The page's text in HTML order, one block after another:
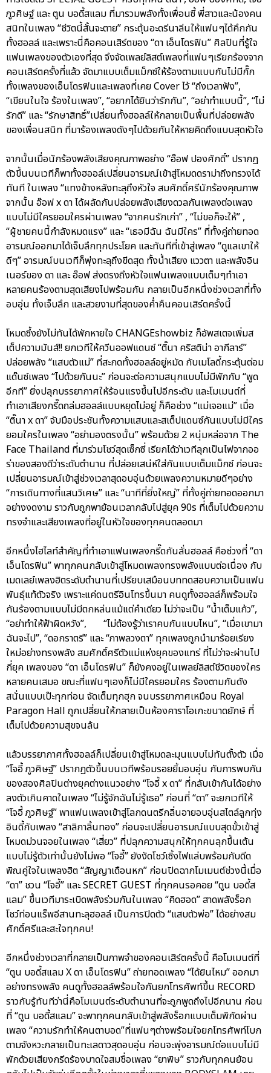
ภูวศิษฐ์ และ ตูน บอดี้สแลม ที่มารวมพลังทั้งเพื่อนซี้ พี่สาวและน้องคน
สนิทในเพลง “ชีวิตนี้สั้นจะตาย” กระตุ้นอะดรีนาลีนให้แฟนๆได้คึกกัน
ทั้งฮอลล์ และเพราะนี่คือคอนเสิร์ตของ “ดา เอ็นโดรฟิน” ศิลปินที่รู้ใจ
แฟนเพลงของตัวเองที่สุด จึงจัดเพลย์ลิสต์เพลงที่แฟนๆเรียกร้องจาก
คอนเสิร์ตครั้งที่แล้ว จัดมาแบบเต็มแม็กซ์ให้ร้องตามแบบกันไม่มีกั๊ก
ทั้งเพลงของเอ็นโดรฟินและเพลงที่เคย Cover ไว้ “ถึงเวลาฟัง”,
“เขียนในใจ ร้องในเพลง”, “อยากได้ยินว่ารักกัน”, “อย่าทำแบบนี้”, “ไม่
รักดี” และ “รักษาสิทธิ์”เปลี่ยนทั้งฮอลล์ให้กลายเป็นพื้นที่ปล่อยพลัง
ของเพื่อนสนิท ที่มาร้องเพลงดังๆไปด้วยกันให้หายคิดถึงแบบสุดหัวใจ
จากนั้นเมื่อนักร้องพลังเสียงคุณภาพอย่าง “อ๊อฟ ปองศักดิ์” ปรากฏ
ตัวขึ้นบนเวทีก็พาทั้งฮออล์เปลี่ยนอารมณ์เข้าสู่โหมดดราม่าถึงทรวงได้
ทันที ในเพลง “แทงข้างหลังทะลุถึงหัวใจ สมศักดิ์ศรีนักร้องคุณภาพ
จากนั้น อ๊อฟ x ดา ได้ผลัดกันปล่อยพลังเสียงดวลกันเพลงต่อเพลง
แบบไม่มีใครยอมใครผ่านเพลง “จากคนรักเก่า” , “ไม่ขอก็จะให้” ,
“ผู้ชายคนนี้กำลังหมดแรง” และ “เธอมีฉัน ฉันมีใคร” ที่ทั้งคู่ถ่ายทอด
อารมณ์ออกมาได้เจ็บลึกทุกประโยค และทันทีที่เข้าสู่เพลง “ดูแลเขาให้
ดีๆ” อารมณ์บนเวทีก็พุ่งทะลุถึงขีดสุด ทั้งน้ำเสียง แววตา และพลังอิน
เนอร์ของ ดา และ อ๊อฟ ส่งตรงถึงหัวใจแฟนเพลงแบบเต็มๆทำเอา
หลายคนร้องตามสุดเสียงไปพร้อมกัน กลายเป็นอีกหนึ่งช่วงเวลาที่ทั้ง
อบอุ่น ทั้งเจ็บลึก และสวยงามที่สุดของค่ำคืนคอนเสิร์ตครั้งนี้
โหมดซึ้งยังไม่ทันได้พักหายใจ CHANGEshowbiz ก็อัพสเตจเพิ่มส
เต็ปความมันส์!! ยกเวทีให้ควีนออฟแดนซ์ “ติ๊นา คริสติน่า อากีลาร์”
ปล่อยพลัง “แสบตัวแม่” ที่สะกดทั้งฮอลล์อยู่หมัด กับเมโลดี้กระตุ้นต่อม
แด๊นซ์เพลง “ไปด้วยกันนะ” ก่อนจะต่อความสนุกแบบไม่มีพักกับ “พูด
อีกที” ยิ่งปลุกบรรยากาศให้ร้อนแรงขึ้นไปอีกระดับ และโมเมนต์ที่
ทำเอาเสียงกรี๊ดถล่มฮอลล์แบบหยุดไม่อยู่ ก็คือช่วง “แม่เจอแม่” เมื่อ
“ติ๊นา x ดา” จับมือประชันทั้งความแสบและสเต็ปแดนซ์กันแบบไม่มีใคร
ยอมใครในเพลง “อย่ามองตรงนั้น” พร้อมด้วย 2 หนุ่มหล่อจาก The
Face Thailand ที่มาร่วมโชว์สุดเซ็กซี่ เรียกได้ว่าเวทีลุกเป็นไฟจากออ
ร่าของสองดีว่าระดับตำนาน ที่ปล่อยเสน่ห์ใส่กันแบบเต็มแม็กซ์ ก่อนจะ
เปลี่ยนอารมณ์เข้าสู่ช่วงเวลาสุดอบอุ่นด้วยเพลงความหมายดีๆอย่าง
“การเดินทางที่แสนวิเศษ” และ “นาทีที่ยิ่งใหญ่” ที่ทั้งคู่ถ่ายทอดออกมา
อย่างงดงาม ราวกับถูกพาย้อนเวลากลับไปสู่ยุค 90s ที่เต็มไปด้วยความ
ทรงจำและเสียงเพลงที่อยู่ในหัวใจของทุกคนตลอดมา
อีกหนึ่งไฮไลท์สำคัญที่ทำเอาแฟนเพลงกรี๊ดกันลั่นฮอลล์ คือช่วงที่ “ดา
เอ็นโดรฟิน” พาทุกคนกลับเข้าสู่โหมดเพลงทรงพลังแบบต่อเนื่อง กับ
เมดเลย์เพลงฮิตระดับตำนานที่เปรียบเสมือนบททดสอบความเป็นแฟน
พันธุ์แท้ตัวจริง เพราะแค่ดนตรีอินโทรขึ้นมา คนดูทั้งฮอลล์ก็พร้อมใจ
กันร้องตามแบบไม่มีตกหล่นแม้แต่คำเดียว ไม่ว่าจะเป็น “น้ำเต็มแก้ว”,
“อย่าทำให้ฟ้าผิดหวัง”, “ไม่ต้องรู้ว่าเราคบกันแบบไหน”, “เมื่อเขามา
ฉันจะไป”, “ดอกราตรี” และ “ภาพลวงตา” ทุกเพลงถูกนำมาร้อยเรียง
ใหม่อย่างทรงพลัง สมศักดิ์ศรีตัวแม่แห่งยุคของแทร่ ที่ไม่ว่าจะผ่านไป
กี่ยุค เพลงของ “ดา เอ็นโดรฟิน” ก็ยังคงอยู่ในเพลย์ลิสต์ชีวิตของใคร
หลายคนเสมอ ขณะที่แฟนๆเองก็ไม่มีใครยอมใคร ร้องตามกันดัง
สนั่นแบบเป๊ะทุกท่อน จัดเต็มทุกฮุก จนบรรยากาศเหมือน Royal
Paragon Hall ถูกเปลี่ยนให้กลายเป็นห้องคาราโอเกะขนาดยักษ์ ที่
เต็มไปด้วยความสุขจนล้น
แล้วบรรยากาศทั้งฮอลล์ก็เปลี่ยนเข้าสู่โหมดละมุนแบบไม่ทันตั้งตัว เมื่อ
“โจอี้ ภูวศิษฐ์” ปรากฏตัวขึ้นบนเวทีพร้อมรอยยิ้มอบอุ่น กับการพบกัน
ของสองศิลปินต่างยุคต่างแนวอย่าง “โจอี้ x ดา” ที่กลับเข้ากันได้อย่าง
ลงตัวเกินคาดในเพลง “ไม่รู้จักฉันไม่รู้เธอ” ก่อนที่ “ดา” จะยกเวทีให้
“โจอี้ ภูวศิษฐ์” พาแฟนเพลงเข้าสู่โลกดนตรีกลิ่นอายอบอุ่นสไตล์ลูกทุ่ง
อินดี้กับเพลง “สาลิกาลิ้นทอง” ก่อนจะเปลี่ยนอารมณ์แบบสุดขั้วเข้าสู่
โหมดม่วนจอยในเพลง “เสี่ยว” ที่ปลุกความสนุกให้ทุกคนลุกขึ้นเต้น
แบบไม่รู้ตัวเท่านั้นยังไม่พอ “โจอี้” ยังงัดโชว์เซิ้งไฟแล่บพร้อมกับดีด
พิณคู่ใจในเพลงฮิต “สัญญาเดือนหก” ก่อนปิดฉากโมเมนต์ช่วงนี้เมื่อ
“ดา” ชวน “โจอี้” และ SECRET GUEST ที่ทุกคนรอคอย “ตูน บอดี้ส
แลม” ขึ้นเวทีมาระเบิดพลังร่วมกันในเพลง “คิดฮอด” สาดพลังร็อก
โชว์ท่อนแร็พอีสานทะลุฮอลล์ เป็นการปิดตัว “แสบตัวพ่อ” ได้อย่างสม
ศักดิ์ศรีและสะใจทุกคน!
อีกหนึ่งช่วงเวลาที่กลายเป็นภาพจำของคอนเสิร์ตครั้งนี้ คือโมเมนต์ที่
“ตูน บอดี้สแลม X ดา เอ็นโดรฟิน” ถ่ายทอดเพลง “ได้ยินไหม” ออกมา
อย่างทรงพลัง คนดูทั้งฮอลล์พร้อมใจกันยกโทรศัพท์ขึ้น RECORD
ราวกับรู้ทันทีว่านี่คือโมเมนต์ระดับตำนานที่จะถูกพูดถึงไปอีกนาน ก่อน
ที่ “ตูน บอดี้สแลม” จะพาทุกคนกลับเข้าสู่พลังร็อกแบบเต็มพิกัดผ่าน
เพลง “ความรักทำให้คนตาบอด”ที่แฟนๆต่างพร้อมใจยกโทรศัพท์โบก
ตามจังหวะกลายเป็นทะเลดาวสุดอบอุ่น ก่อนจะพุ่งอารมณ์ต่อแบบไม่มี
พักด้วยเสียงกรีดร้องบาดใจสมชื่อเพลง “ยาพิษ” ราวกับทุกคนย้อน